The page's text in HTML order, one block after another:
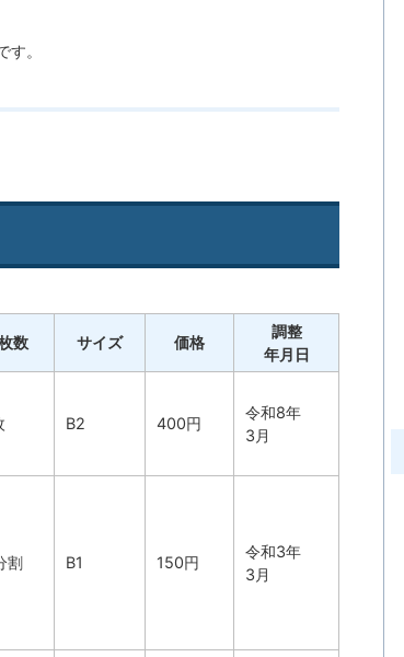
。
数 サイズ 価格
調整
年月日
B2 400円
令和8年
3月
割 B1 150円
令和3年
3月